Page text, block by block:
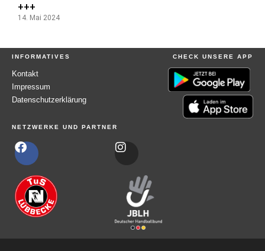
+++
14. Mai 2024
INFORMATIVES
Kontakt
Impressum
Datenschutzerklärung
CHECK UNSERE APP
NETZWERKE UND PARTNER
F
e
b
o
o
t
a
g
r
a
m